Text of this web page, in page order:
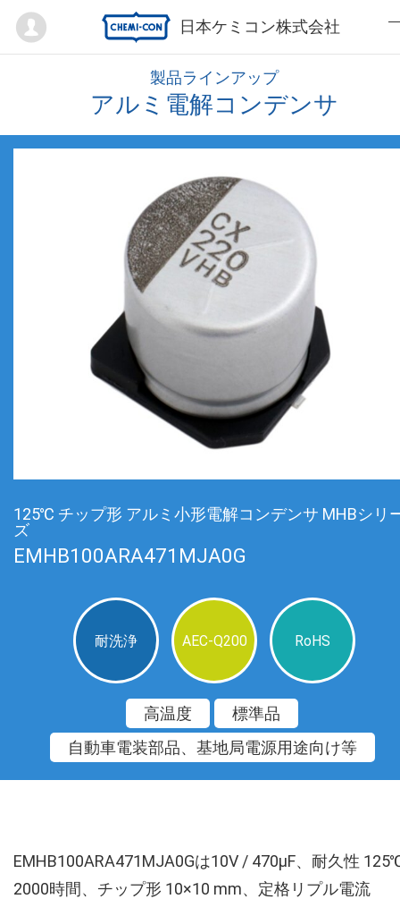
日本ケミコン株式会社
Mypage
製品ラインアップ
アルミ電解コンデンサ
125℃ チップ形 アルミ小形電解コンデンサ MHBシリ
ズ
EMHB100ARA471MJA0G
耐洗浄 AEC-Q200 RoHS
高温度
標準品
自動車電装部品、基地局電源用途向け等
EMHB100ARA471MJA0Gは10V / 470µF、耐久性
2000時間、チップ形 10×10 mm、定格リプル電流